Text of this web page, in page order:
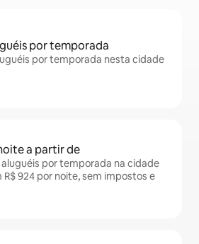
por temporada
por temporada nesta cidade
a partir de
aluguéis por temporada na cidade
924 por noite, sem impostos e